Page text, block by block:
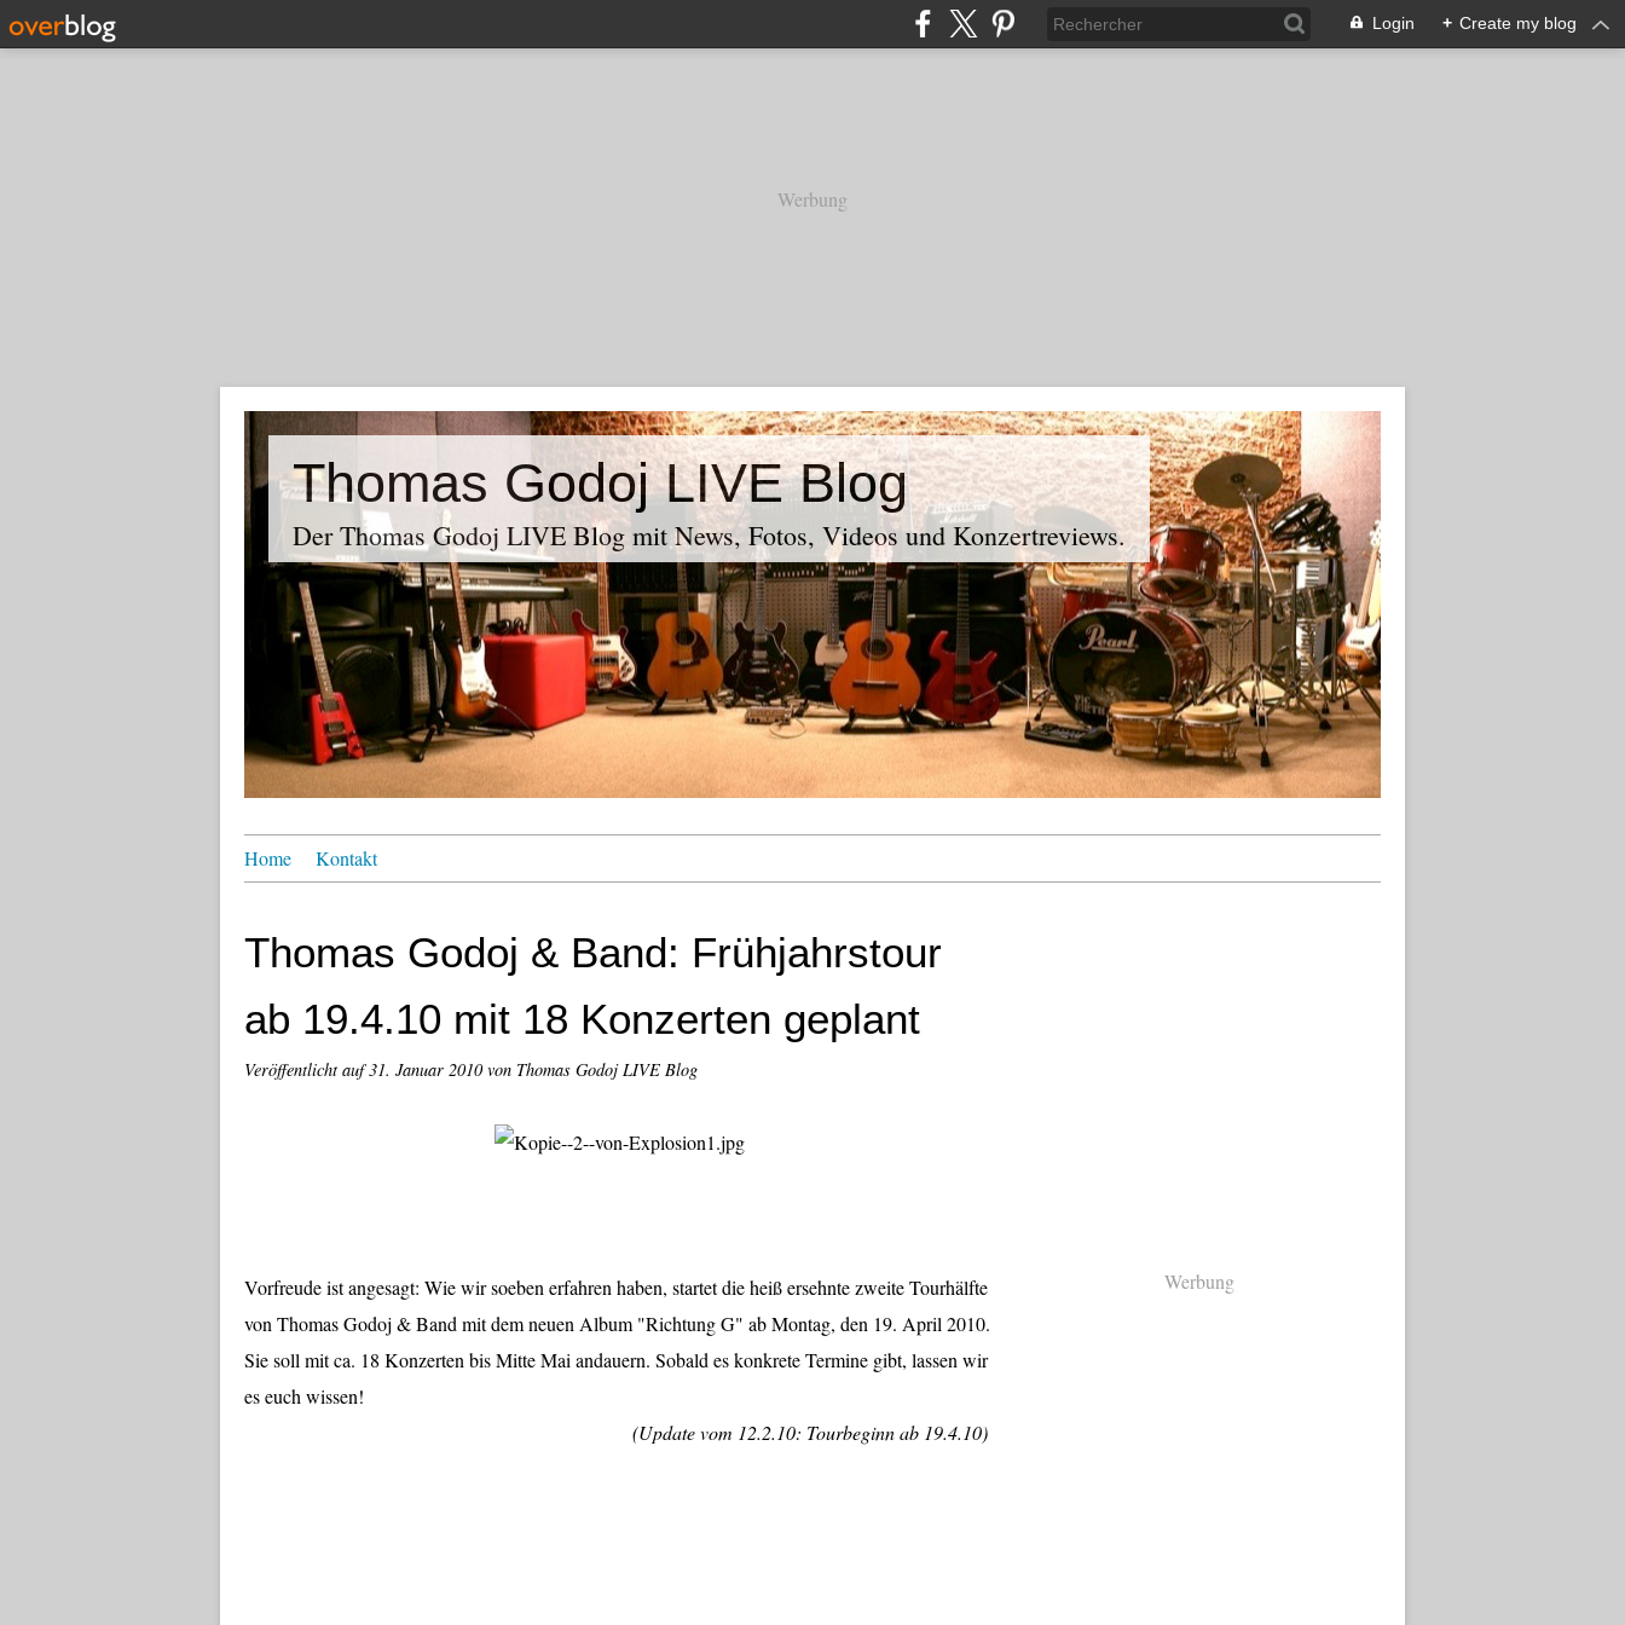
Login + Create my blog
Werbung
Thomas Godoj LIVE Blog
Der Thomas Godoj LIVE Blog mit News, Fotos, Videos und Konzertreviews.
Home Kontakt
Thomas Godoj & Band: Frühjahrstour
ab 19.4.10 mit 18 Konzerten geplant
Veröffentlicht auf31. Januar 2010von Thomas Godoj LIVE Blog
Vorfreude ist angesagt: Wie wir soeben erfahren haben, startet die heiß ersehnte zweite Tourhälfte
von Thomas Godoj & Band mit dem neuen Album "Richtung G" ab Montag, den 19. April 2010.
Sie soll mit ca. 18 Konzerten bis Mitte Mai andauern. Sobald es konkrete Termine gibt, lassen wir
es euch wissen!
(Update vom 12.2.10: Tourbeginn ab 19.4.10)
Werbung